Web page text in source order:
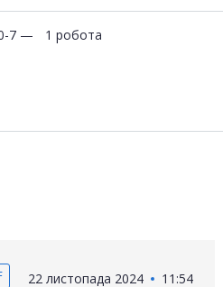
7 —
1 робота
22 листопада 2024 11:54